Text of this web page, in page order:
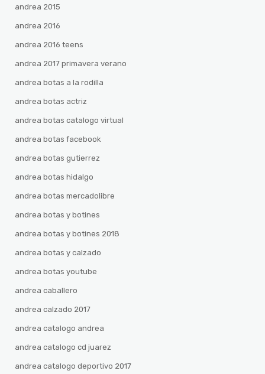
andrea 2015
andrea 2016
andrea 2016 teens
andrea 2017 primavera verano
andrea botas a la rodilla
andrea botas actriz
andrea botas catalogo virtual
andrea botas facebook
andrea botas gutierrez
andrea botas hidalgo
andrea botas mercadolibre
andrea botas y botines
andrea botas y botines 2018
andrea botas y calzado
andrea botas youtube
andrea caballero
andrea calzado 2017
andrea catalogo andrea
andrea catalogo cd juarez
andrea catalogo deportivo 2017